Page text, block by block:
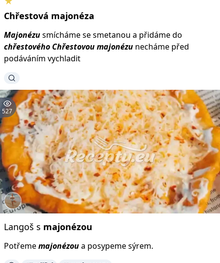
Chřestová majonéza
Majonézusmícháme se smetanou a přidáme do
chřestového Chřestovoumajonézu necháme před
podáváním vychladit
527
Langoš s majonézou
Potřememajonézoua posypeme sýrem.